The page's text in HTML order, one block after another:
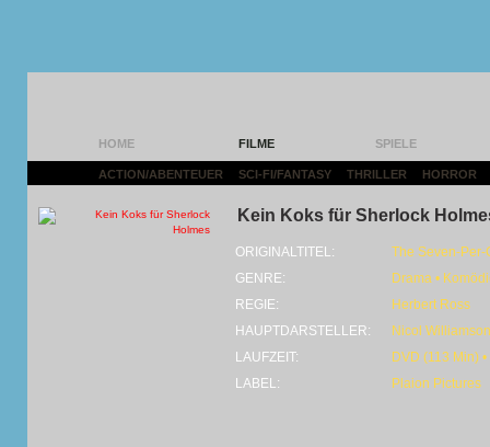
HOME FILME SPIELE
ACTION/ABENTEUER SCI-FI/FANTASY THRILLER HORROR
Kein Koks für Sherlock
ORIGINALTITEL:
The Seven-Per-
GENRE:
Drama •
REGIE:
Herbert Ross
HAUPTDARSTELLER:
Nicol
LAUFZEIT:
DVD (113 Min)
LABEL:
Plaion Pictures